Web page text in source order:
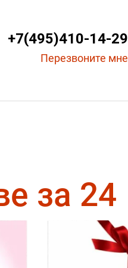
+7(495)410-14-29
Перезвоните мне
за 24